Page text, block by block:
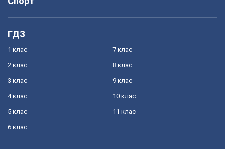
ГДЗ
1 клас
2 клас
3 клас
4 клас
5 клас
6 клас
7 клас
8 клас
9 клас
10 клас
11 клас